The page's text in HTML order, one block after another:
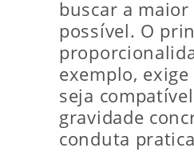
buscar a
possível. O
exemplo,
seja
gravidade
conduta